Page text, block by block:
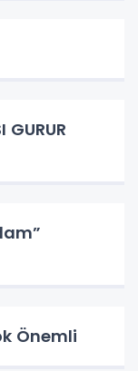
GURUR
Önemli